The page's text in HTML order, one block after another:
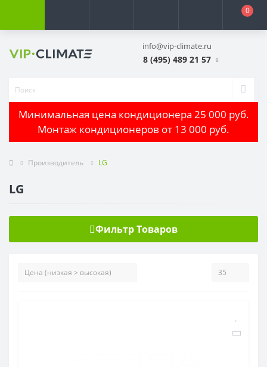
0
info@vip-climate.ru
8 (495) 489 21 57
Минимальная цена кондиционера 25 000 руб.
Монтаж кондиционеров от 13 000 руб.
Производитель LG
LG
Фильтр Товаров